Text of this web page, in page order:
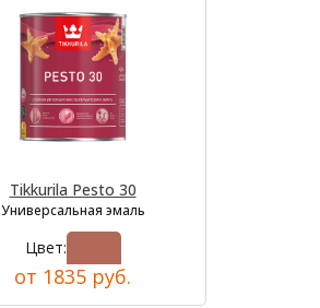
Tikkurila Pesto 30
Универсальная эмаль
Цвет:
от 1835 руб.